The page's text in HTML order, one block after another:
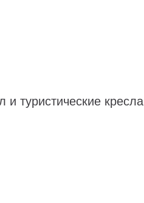
туристические кресла